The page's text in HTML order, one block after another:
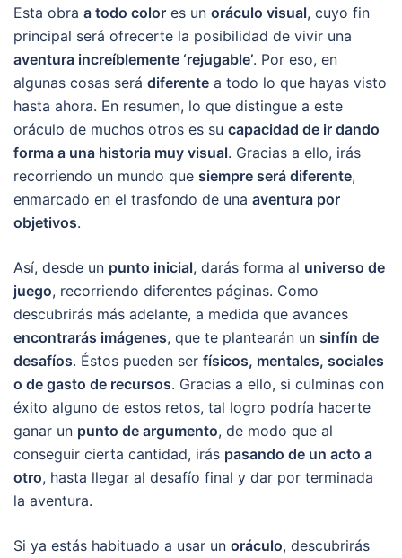
Esta obra a todo color es un oráculo visual, cuyo fin
principal será ofrecerte la posibilidad de vivir una
aventura increíblemente ‘rejugable’. Por eso, en
algunas cosas será diferente a todo lo que hayas visto
hasta ahora. En resumen, lo que distingue a este
oráculo de muchos otros es su capacidad de ir dando
forma a una historia muy visual. Gracias a ello, irás
recorriendo un mundo que siempre será diferente,
enmarcado en el trasfondo de una aventura por
objetivos.
Así, desde un punto inicial, darás forma al universo de
juego, recorriendo diferentes páginas. Como
descubrirás más adelante, a medida que avances
encontrarás imágenes, que te plantearán un sinfín de
desafíos. Éstos pueden ser físicos, mentales, sociales
o de gasto de recursos. Gracias a ello, si culminas con
éxito alguno de estos retos, tal logro podría hacerte
ganar un punto de argumento, de modo que al
conseguir cierta cantidad, irás pasando de un acto a
otro, hasta llegar al desafío final y dar por terminada
la aventura.
Si ya estás habituado a usar un oráculo, descubrirás